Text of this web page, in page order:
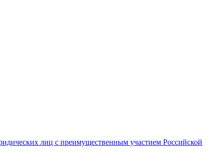
лиц с преимущественным участием Российской